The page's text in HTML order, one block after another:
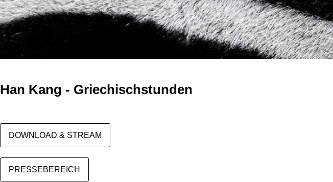
Han Kang - Griechischstunden
DOWNLOAD & STREAM
PRESSEBEREICH